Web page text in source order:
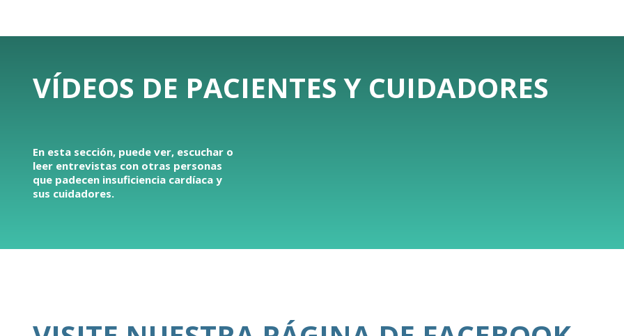
VÍDEOS DE PACIENTES Y CUIDADORES
En esta sección, puede ver, escuchar o
leer entrevistas con otras personas
que padecen insuficiencia cardíaca y
sus cuidadores.